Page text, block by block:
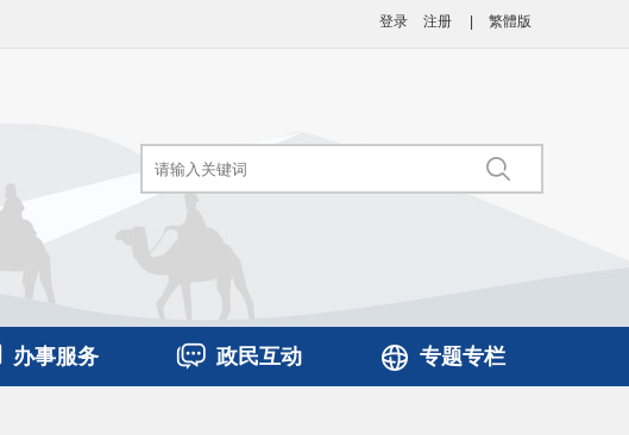
登录 注册 繁體版
办事服务 政民互动 专题专栏